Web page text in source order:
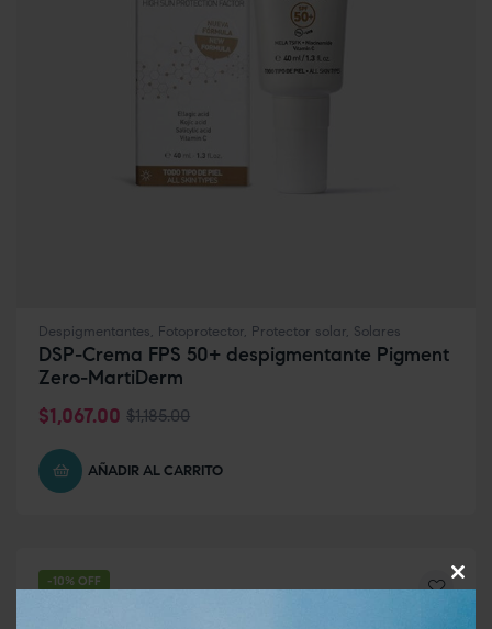
Despigmentantes, Fotoprotector, Protector solar, Solares
DSP-Crema FPS 50+ despigmentante Pigment
Zero-MartiDerm
$1,185.00
$1,067.00
AÑADIR AL CARRITO
-10% OFF